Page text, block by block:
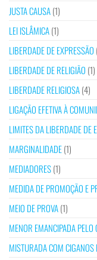
JUSTA CAUSA(1)
LEI ISLÂMICA(1)
LIBERDADE DE EXPRESSÃO
LIBERDADE DE RELIGIÃO (1)
LIBERDADE RELIGIOSA(4)
LIGAÇÃO EFETIVA À
LIMITES DA LIBERDADE DE
MARGINALIDADE(1)
MEDIADORES(1)
MEDIDA DE PROMOÇÃO E
MEIO DE PROVA(1)
MENOR EMANCIPADA PELO
MISTURADA COM CIGANOS